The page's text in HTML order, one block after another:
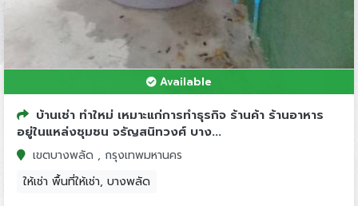
Available
บ้านเช่า ทำใหม่ เหมาะแก่การทำธุรกิจ ร้านค้า ร้านอาหาร
อยู่ในแหล่งชุมชน จรัญสนิทวงศ์ บาง...
เขตบางพลัด , กรุงเทพมหานคร
ให้เช่า พื้นที่ให้เช่า, บางพลัด